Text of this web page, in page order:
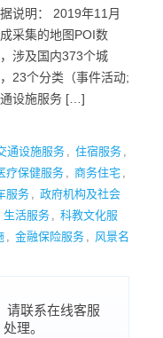
说明： 2019年11月
采集的地图POI数
涉及国内373个城
23个分类（事件活动;
设施服务 […]
通设施服务 , 住宿服务 ,
疗保健服务, 商务住宅 ,
服务 , 政府机构及社会
生活服务 , 科教文化服
, 金融保险服务 , 风景名
请联系在线客服
理。